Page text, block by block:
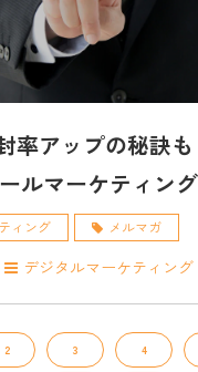
率アップの秘訣
ルマーケティン
ィング メルマガ
デジタルマーケティング
2 3 4